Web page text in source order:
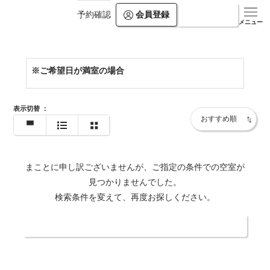
予約確認 会員登録
メニュー
https://www.villa-rikyu.jp/bekkan/
※ご希望日が満室の場合
表示切替 ：
まことに申し訳ございませんが、ご指定の条件での空室が
見つかりませんでした。
検索条件を変えて、再度お探しください。